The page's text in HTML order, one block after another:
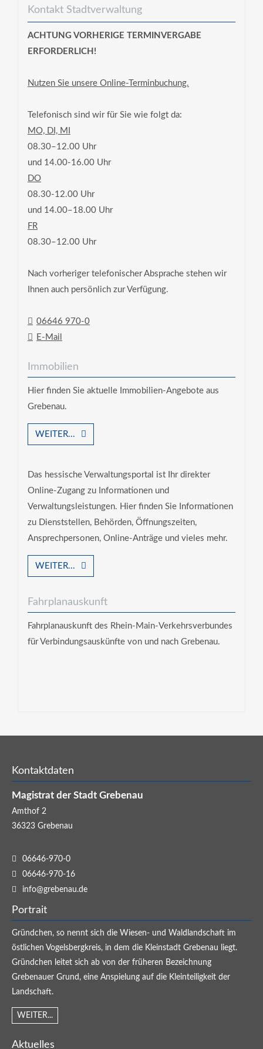
Kontakt Stadtverwaltung
ACHTUNG VORHERIGE TERMINVERGABE
ERFORDERLICH!
Nutzen Sie unsere Online-Terminbuchung.
Telefonisch sind wir für Sie wie folgt da:
MO, DI, MI
08.30–12.00 Uhr
und 14.00-16.00 Uhr
DO
08.30-12.00 Uhr
und 14.00–18.00 Uhr
FR
08.30–12.00 Uhr
Nach vorheriger telefonischer Absprache stehen wir
Ihnen auch persönlich zur Verfügung.
06646 970-0
E-Mail
Immobilien
Hier finden Sie aktuelle Immobilien-Angebote aus
Grebenau.
WEITER...
Das hessische Verwaltungsportal ist Ihr direkter
Online-Zugang zu Informationen und
Verwaltungsleistungen. Hier finden Sie Informationen
zu Dienststellen, Behörden, Öffnungszeiten,
Ansprechpersonen, Online-Anträge und vieles mehr.
WEITER...
Fahrplanauskunft
Fahrplanauskunft des Rhein-Main-Verkehrsverbundes
für Verbindungsauskünfte von und nach Grebenau.
Kontaktdaten
Magistrat der Stadt Grebenau
Amthof 2
36323 Grebenau
06646-970-0
06646-970-16
info@grebenau.de
Portrait
Gründchen, so nennt sich die Wiesen- und Waldlandschaft im
östlichen Vogelsbergkreis, in dem die Kleinstadt Grebenau liegt.
Gründchen leitet sich ab von der früheren Bezeichnung
Grebenauer Grund, eine Anspielung auf die Kleinteiligkeit der
Landschaft.
WEITER...
Aktuelles